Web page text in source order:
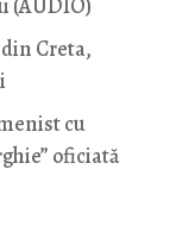
(AUDIO)
Creta,
cu
oficiată